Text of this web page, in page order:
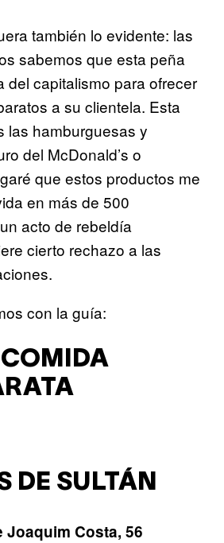
también lo evidente: las
sabemos que esta peña
del capitalismo para ofrecer
a su clientela. Esta
las hamburguesas y
del McDonald’s o
que estos productos me
en más de 500
acto de rebeldía
cierto rechazo a las
con la guía:
DE SULTÁN
Joaquim Costa, 56